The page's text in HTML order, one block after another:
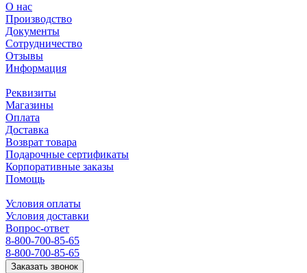
О нас
Производство
Документы
Сотрудничество
Отзывы
Информация
Реквизиты
Магазины
Оплата
Доставка
Возврат товара
Подарочные сертификаты
Корпоративные заказы
Помощь
Условия оплаты
Условия доставки
Вопрос-ответ
8-800-700-85-65
8-800-700-85-65
Заказать звонок